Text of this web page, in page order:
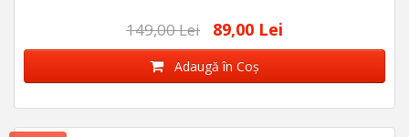
149,00 Lei 89,00 Lei
Adaugă în Coş